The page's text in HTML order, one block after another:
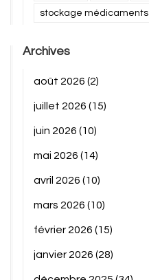
stockage médicaments
Archives
août 2026 (2)
juillet 2026 (15)
juin 2026 (10)
mai 2026 (14)
avril 2026 (10)
mars 2026 (10)
février 2026 (15)
janvier 2026 (28)